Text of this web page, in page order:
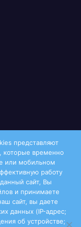
представляют
которые временно
или мобильном
работу
сайт, Вы
и принимаете
сайт, вы даете
данных (IP-адрес;
об устройстве;